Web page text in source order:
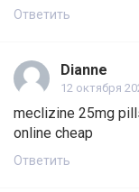
Ответить
Dianne
12 октября
meclizine 25mg
online cheap
Ответить